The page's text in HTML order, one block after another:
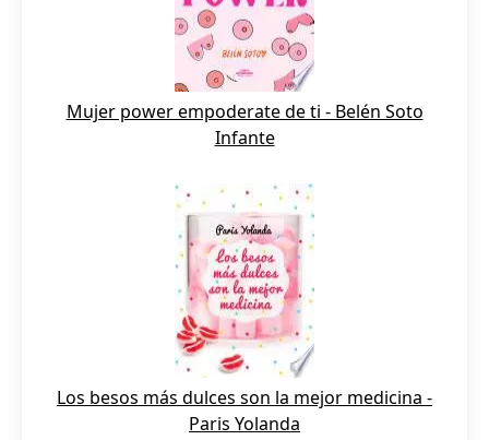
Mujer power empoderate de ti - Belén Soto
Infante
Los besos más dulces son la mejor medicina -
Paris Yolanda